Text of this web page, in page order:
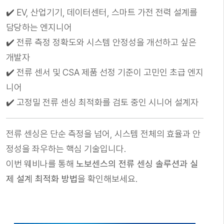
✔️ EV, 산업기기, 데이터센터, 스마트 가전 전력 설계를
담당하는 엔지니어
✔️ 전류 측정 정확도와 시스템 안정성을 개선하고 싶은
개발자
✔️ 전류 센서 및 CSA 제품 선정 기준이 고민인 초급 엔지
니어
✔️ 고정밀 전류 센싱 최적화를 검토 중인 시니어 설계자
전류 센싱은 단순 측정을 넘어, 시스템 전체의 효율과 안
정성을 좌우하는 핵심 기술입니다.
이번 웨비나를 통해 노보센스의 전류 센싱 솔루션과 실
제 설계 최적화 방법을 확인해보세요.